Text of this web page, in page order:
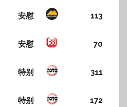
安慰 113
安慰 70
特别 311
特别 172